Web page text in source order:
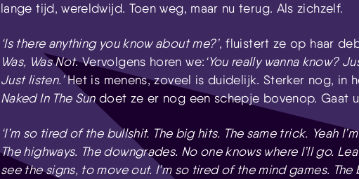
lange tijd, wereldwijd. Toen weg, maar nu terug. Als zichzelf.
‘Is there anything you know about me?’, fluistert ze op haar
Was, Was Not. Vervolgens horen we:‘You really wanna know?
Just listen.’Het is menens, zoveel is duidelijk. Sterker nog, in
Naked In The Sundoet ze er nog een schepje bovenop. Gaat
‘I’m so tired of the bullshit. The big hits. The same trick. Yeah
The highways. The downgrades. No one knows where I’ll go.
see the signs, to move out. I’m so tired of the mind games. The